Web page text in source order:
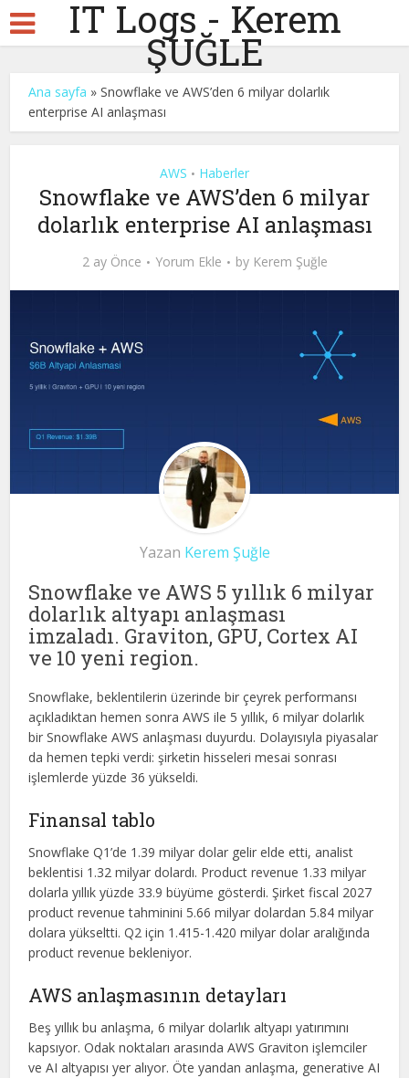
IT Logs - Kerem
ŞUĞLE
Ana sayfa »Snowflake ve AWS’den 6 milyar dolarlık
enterprise AI anlaşması
AWS • Haberler
Snowflake ve AWS’den 6 milyar
dolarlık enterprise AI anlaşması
2 ay Önce Yorum Ekle by Kerem Şuğle
Yazan Kerem Şuğle
Snowflake ve AWS 5 yıllık 6 milyar
dolarlık altyapı anlaşması
imzaladı. Graviton, GPU, Cortex AI
ve 10 yeni region.
Snowflake, beklentilerin üzerinde bir çeyrek performansı
açıkladıktan hemen sonra AWS ile 5 yıllık, 6 milyar dolarlık
bir Snowflake AWS anlaşması duyurdu. Dolayısıyla piyasalar
da hemen tepki verdi: şirketin hisseleri mesai sonrası
işlemlerde yüzde 36 yükseldi.
Finansal tablo
Snowflake Q1’de 1.39 milyar dolar gelir elde etti, analist
beklentisi 1.32 milyar dolardı. Product revenue 1.33 milyar
dolarla yıllık yüzde 33.9 büyüme gösterdi. Şirket fiscal 2027
product revenue tahminini 5.66 milyar dolardan 5.84 milyar
dolara yükseltti. Q2 için 1.415-1.420 milyar dolar aralığında
product revenue bekleniyor.
AWS anlaşmasının detayları
Beş yıllık bu anlaşma, 6 milyar dolarlık altyapı yatırımını
kapsıyor. Odak noktaları arasında AWS Graviton işlemciler
ve AI altyapısı yer alıyor. Öte yandan anlaşma, generative AI